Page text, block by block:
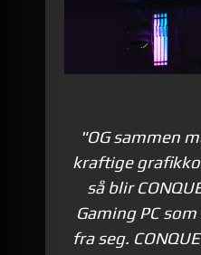
"OG sammen
kraftige
så blir
Gaming PC
fra seg.